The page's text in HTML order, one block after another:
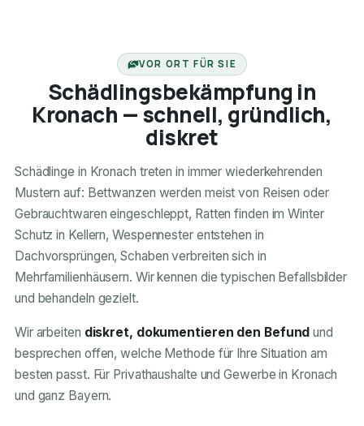
VOR ORT FÜR SIE
Schädlingsbekämpfung in
Kronach — schnell, gründlich,
diskret
Schädlinge in Kronach treten in immer wiederkehrenden
Mustern auf: Bettwanzen werden meist von Reisen oder
Gebrauchtwaren eingeschleppt, Ratten finden im Winter
Schutz in Kellern, Wespennester entstehen in
Dachvorsprüngen, Schaben verbreiten sich in
Mehrfamilienhäusern. Wir kennen die typischen Befallsbilder
und behandeln gezielt.
Wir arbeiten diskret, dokumentieren den Befund und
besprechen offen, welche Methode für Ihre Situation am
besten passt. Für Privathaushalte und Gewerbe in Kronach
und ganz Bayern.